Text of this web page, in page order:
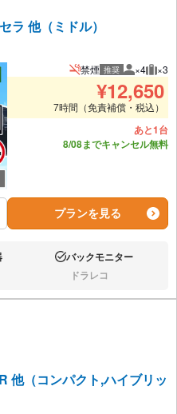
ラ 他（ミドル）
禁煙 推奨 推奨人数
×4 推
×3
¥12,650
7時間（免責補償・税込）
あと1台
8/08までキャンセル無料
プランを見る
あり:バックモニター
なし:ドラレコ
他（コンパクト,ハイブリッ